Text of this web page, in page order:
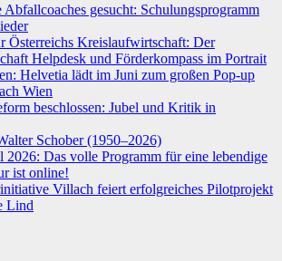
Abfallcoaches gesucht: Schulungsprogramm
Österreichs Kreislaufwirtschaft: Der
Helpdesk und Förderkompass im Portrait
Helvetia lädt im Juni zum großen Pop-up
Wien
beschlossen: Jubel und Kritik in
Schober (1950–2026)
2026: Das volle Programm für eine lebendige
ist online!
Villach feiert erfolgreiches Pilotprojekt
Lind